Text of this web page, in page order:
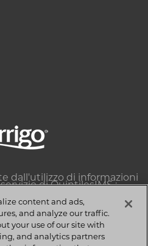
dall'utilizzo di informazioni
di QuintilesIMS :
Settembre 2017.
tutti i diritti,
la distribuzione e la
Italia S.r.l | Tutti i diritti
content and ads,
and analyze our traffic.
your use of our site with
and analytics partners